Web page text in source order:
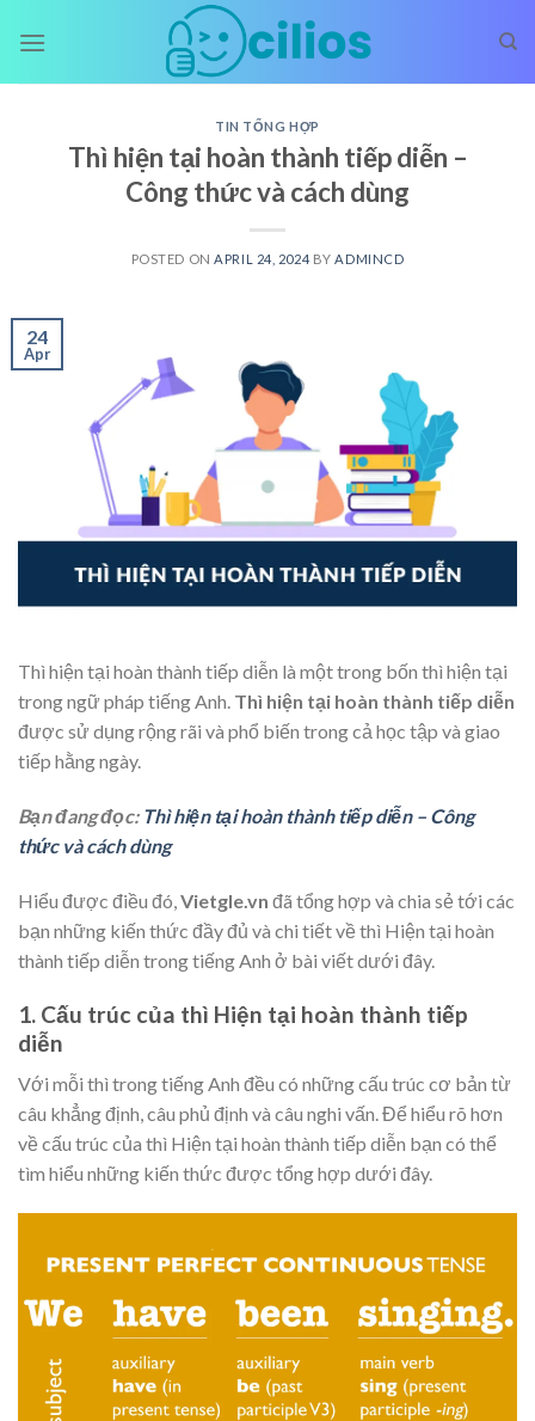
TIN TỔNG HỢP
Thì hiện tại hoàn thành tiếp diễn –
Công thức và cách dùng
POSTED ON APRIL 24, 2024 BY ADMINCD
24
Apr
Thì hiện tại hoàn thành tiếp diễn là một trong bốn thì hiện tại
trong ngữ pháp tiếng Anh. Thì hiện tại hoàn thành tiếp diễn
được sử dụng rộng rãi và phổ biến trong cả học tập và giao
tiếp hằng ngày.
Bạn đang đọc: Thì hiện tại hoàn thành tiếp diễn – Công
thức và cách dùng
Hiểu được điều đó,Vietgle.vn đã tổng hợp và chia sẻ tới các
bạn những kiến thức đầy đủ và chi tiết về thì Hiện tại hoàn
thành tiếp diễn trong tiếng Anh ở bài viết dưới đây.
1. Cấu trúc của thì Hiện tại hoàn thành tiếp
diễn
Với mỗi thì trong tiếng Anh đều có những cấu trúc cơ bản từ
câu khẳng định, câu phủ định và câu nghi vấn. Để hiểu rõ hơn
về cấu trúc của thì Hiện tại hoàn thành tiếp diễn bạn có thể
tìm hiểu những kiến thức được tổng hợp dưới đây.